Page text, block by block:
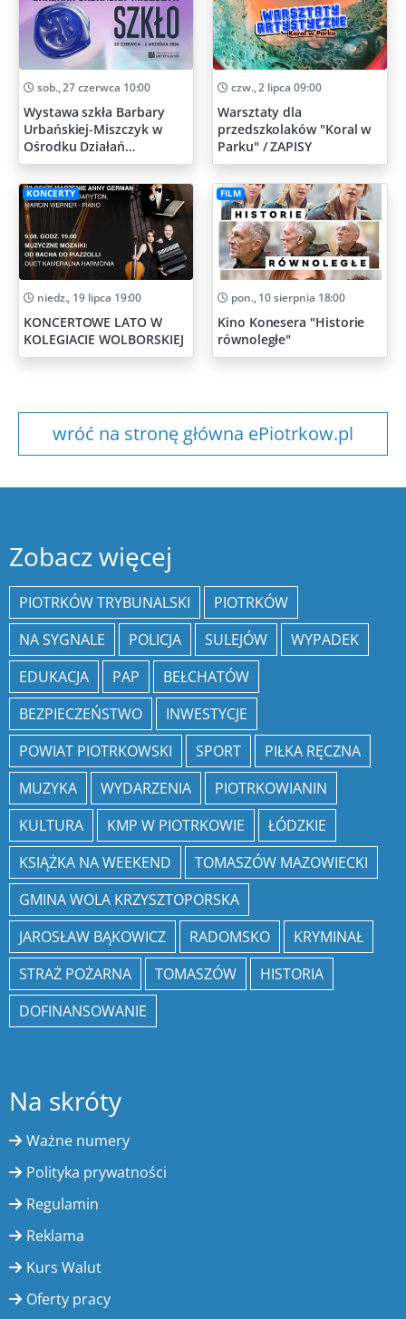
sob., 27 czerwca 10:00
Wystawa szkła Barbary
Urbańskiej-Miszczyk w
Ośrodku Działań
Artystycznych
czw., 2 lipca 09:00
Warsztaty dla
przedszkolaków "Koral w
Parku" / ZAPISY
KONCERTY
niedz., 19 lipca 19:00
KONCERTOWE LATO W
KOLEGIACIE WOLBORSKIEJ
FILM
pon., 10 sierpnia 18:00
Kino Konesera "Historie
równoległe"
wróć na stronę główna ePiotrkow.pl
Zobacz więcej
PIOTRKÓW TRYBUNALSKI
PIOTRKÓW
NA SYGNALE
POLICJA SULEJÓW
WYPADEK
EDUKACJA
PAP
BEŁCHATÓW
BEZPIECZEŃSTWO
INWESTYCJE
POWIAT PIOTRKOWSKI
SPORT
PIŁKA RĘCZNA
MUZYKA
WYDARZENIA
PIOTRKOWIANIN
KULTURA
KMP W PIOTRKOWIE
ŁÓDZKIE
KSIĄŻKA NA WEEKEND
TOMASZÓW MAZOWIECKI
GMINA WOLA KRZYSZTOPORSKA
JAROSŁAW BĄKOWICZ
RADOMSKO
KRYMINAŁ
STRAŻ POŻARNA
TOMASZÓW
HISTORIA
DOFINANSOWANIE
Na skróty
Ważne numery
Polityka prywatności
Regulamin
Reklama
Kurs Walut
Oferty pracy